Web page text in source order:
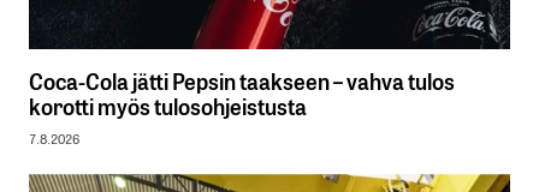
Coca-Cola jätti Pepsin taakseen – vahva tulos
korotti myös tulosohjeistusta
7.8.2026